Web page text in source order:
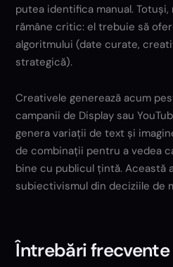
putea identifica manual.
rămâne critic: el trebuie să
algoritmului (date curate,
strategică).
Creativele generează acum
campanii de Display sau
genera variații de text și
de combinații pentru a vedea
bine cu publicul țintă. Această
subiectivismul din deciziile de
Întrebări frecvente